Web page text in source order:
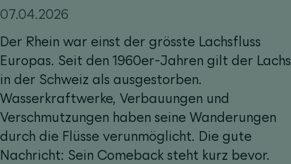
07.04.2026
Der Rhein war einst der grösste Lachsfluss
Europas. Seit den 1960er-Jahren gilt der Lachs
in der Schweiz als ausgestorben.
Wasserkraftwerke, Verbauungen und
Verschmutzungen haben seine Wanderungen
durch die Flüsse verunmöglicht. Die gute
Nachricht: Sein Comeback steht kurz bevor.